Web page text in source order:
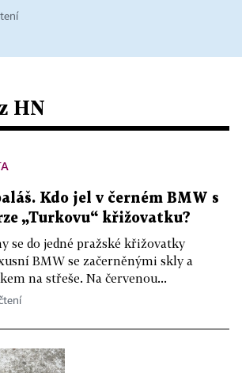
HN
Kdo jel v černém BMW s
„Turkovu“ křižovatku?
se do jedné pražské křižovatky
BMW se začerněnými skly a
na střeše. Na červenou...